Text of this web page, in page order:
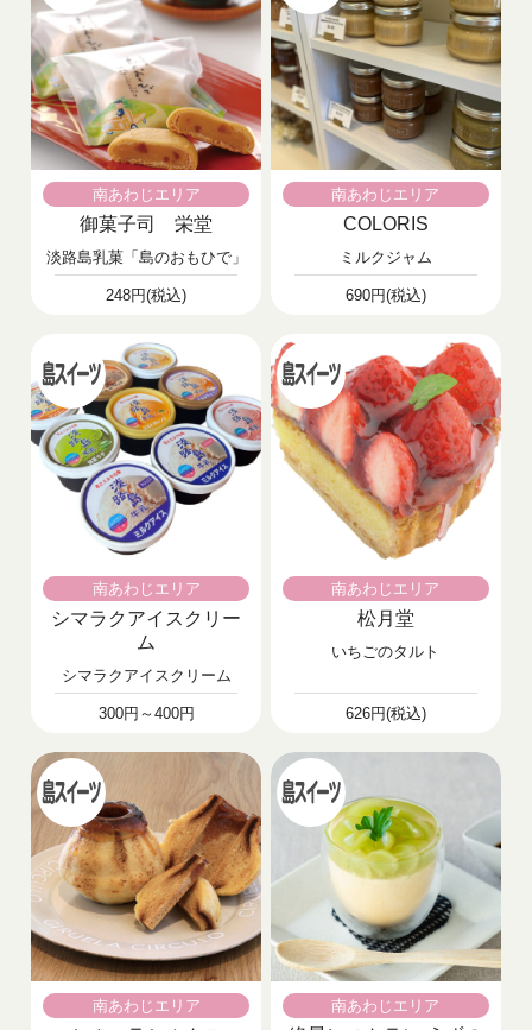
南あわじエリア
御菓子司 栄堂
淡路島乳菓「島のおもひで」
248円(税込)
南あわじエリア
COLORIS
ミルクジャム
690円(税込)
南あわじエリア
シマラクアイスクリー
ム
シマラクアイスクリーム
300円～400円
南あわじエリア
松月堂
いちごのタルト
626円(税込)
南あわじエリア 南あわじエリア